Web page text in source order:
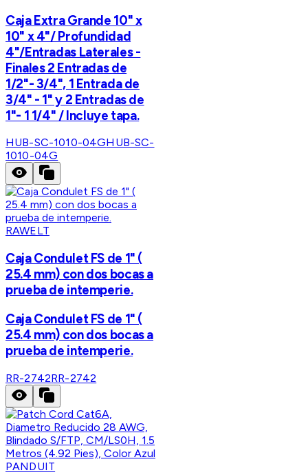
Caja Extra Grande 10" x
10" x 4"/ Profundidad
4"/Entradas Laterales -
Finales 2 Entradas de
1/2"- 3/4", 1 Entrada de
3/4" - 1" y 2 Entradas de
1"- 1 1/4" / Incluye tapa.
HUB-SC-1010-04GHUB-SC-
1010-04G
RAWELT
Caja Condulet FS de 1" (
25.4 mm) con dos bocas a
prueba de intemperie.
Caja Condulet FS de 1" (
25.4 mm) con dos bocas a
prueba de intemperie.
RR-2742RR-2742
PANDUIT